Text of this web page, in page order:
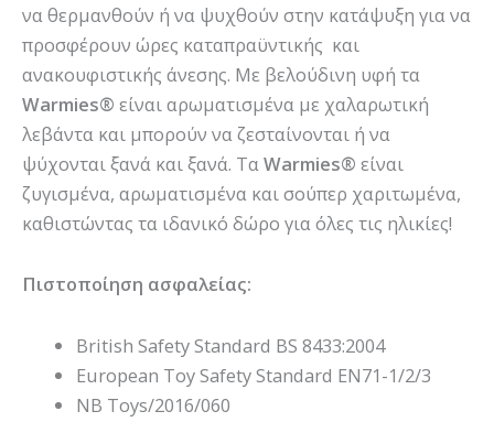
να θερμανθούν ή να ψυχθούν στην κατάψυξη για να
προσφέρουν ώρες καταπραϋντικής και
ανακουφιστικής άνεσης. Με βελούδινη υφή τα
Warmies® είναι αρωματισμένα με χαλαρωτική
λεβάντα και μπορούν να ζεσταίνονται ή να
ψύχονται ξανά και ξανά. ΤαWarmies® είναι
ζυγισμένα, αρωματισμένα και σούπερ χαριτωμένα,
καθιστώντας τα ιδανικό δώρο για όλες τις ηλικίες!
Πιστοποίηση ασφαλείας:
British Safety Standard BS 8433:2004
European Toy Safety Standard EN71-1/2/3
NB Toys/2016/060